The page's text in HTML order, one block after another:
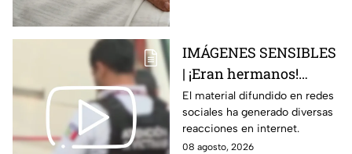
IMÁGENES SENSIBLES
| ¡Eran hermanos!
Captan brut4l agresión
contra un hombre que
perdió la vid4
El material difundido en redes
sociales ha generado diversas
reacciones en internet.
08 agosto, 2026